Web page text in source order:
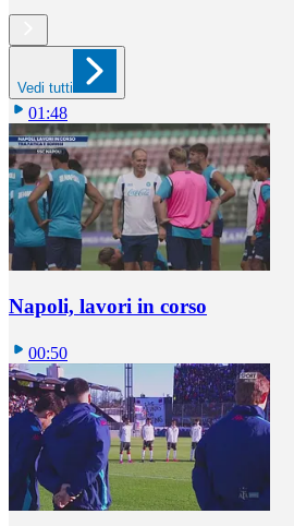
Vedi tutti
01:48
Napoli, lavori in corso
00:50